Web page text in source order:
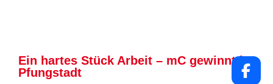
Ein hartes Stück Arbeit – mC gewinnt in
Pfungstadt